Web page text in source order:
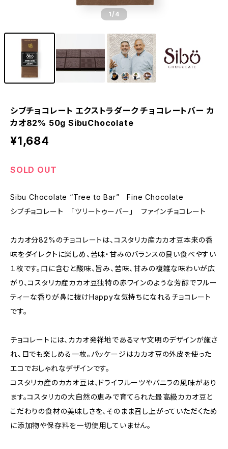
1/4
シブチョコレート エクストラダーク チョコレートバー カ
カオ82% 50g SibuChocolate
¥1,684
SOLD OUT
Sibu Chocolate “Tree to Bar” Fine Chocolate
シブチョコレート 「ツリートゥーバー」 ファインチョコレート
カカオ分82%のチョコレートは、コスタリカ産カカオ豆本来の香
味をダイレクトに楽しめ、苦味・甘みのバランスの良い食べやすい
１枚です。口に含むと酸味、旨み、苦味、甘みの複雑な味わいが広
がり、コスタリカ産カカオ豆独特の赤ワインのような芳醇でフルー
ティーな香りが鼻に抜けHappyな気持ちになれるチョコレート
です。
チョコレートには、カカオ発祥地であるマヤ文明のデザインが施さ
れ、目でも楽しめる一枚。パッケージはカカオ豆の外皮を使った
エコでおしゃれなデザインです。
コスタリカ産のカカオ豆は、ドライフルーツやバニラの風味があり
ます。コスタリカの大自然の恵みで育てられた最高級カカオ豆と
こだわりの食材の美味しさを、そのまま召し上がっていただくため
に添加物や保存料を一切使用していません。